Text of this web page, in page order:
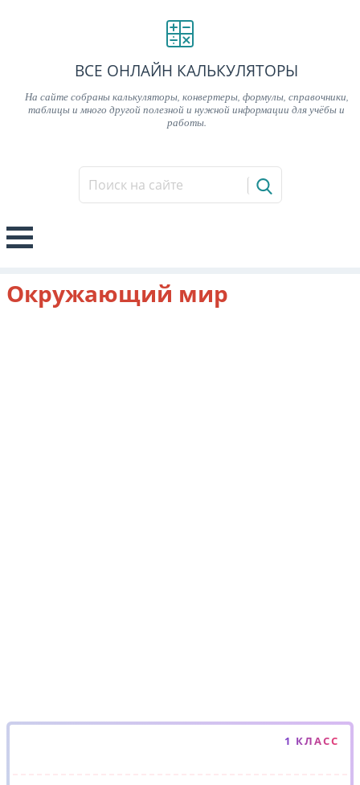
ВСЕ ОНЛАЙН КАЛЬКУЛЯТОРЫ
На сайте собраны калькуляторы, конвертеры, формулы, справочники,
таблицы и много другой полезной и нужной информации для учёбы и
работы.
Окружающий мир
1 КЛАСС